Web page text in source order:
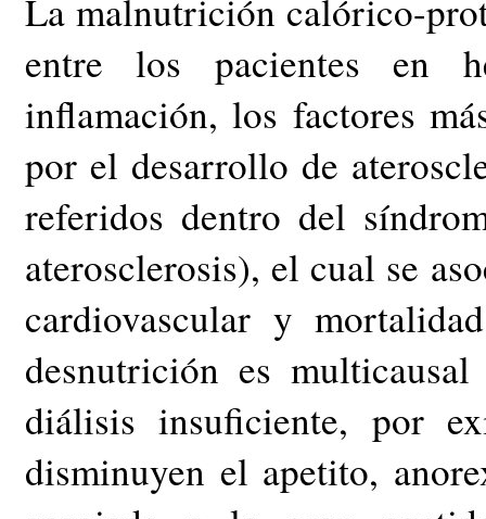
La malnutrición calórico-
entre los pacientes en
inflamación, los factores
por el desarrollo de
referidos dentro del
aterosclerosis), el cual se
cardiovascular y
desnutrición es
diálisis insuficiente, por
disminuyen el apetito,